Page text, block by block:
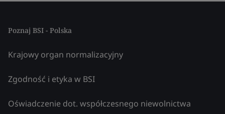
Poznaj BSI - Polska
Krajowy organ normalizacyjny
Zgodność i etyka w BSI
Oświadczenie dot. współczesnego niewolnictwa